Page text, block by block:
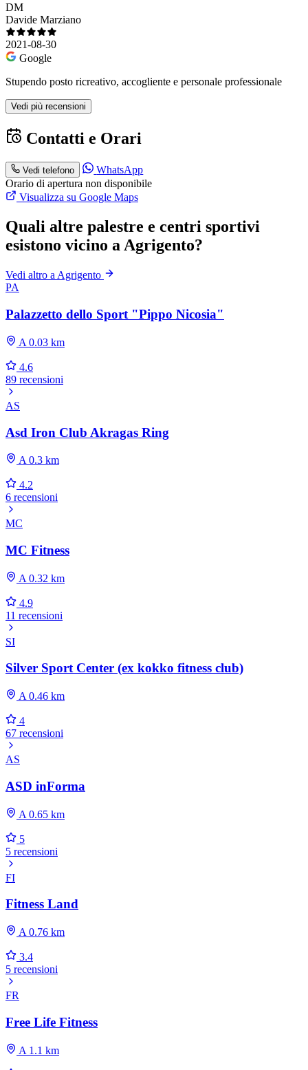
DM
Davide Marziano
2021-08-30
Google
Stupendo posto ricreativo, accogliente e personale professionale
Vedi più recensioni
Contatti e Orari
Vedi telefono
WhatsApp
Orario di apertura non disponibile
Visualizza su Google Maps
Quali altre palestre e centri sportivi
esistono vicino a Agrigento?
Vedi altro a Agrigento
PA
Palazzetto dello Sport "Pippo Nicosia"
A 0.03 km
4.6
89 recensioni
AS
Asd Iron Club Akragas Ring
A 0.3 km
4.2
6 recensioni
MC
MC Fitness
A 0.32 km
4.9
11 recensioni
SI
Silver Sport Center (ex kokko fitness club)
A 0.46 km
4
67 recensioni
AS
ASD inForma
A 0.65 km
5
5 recensioni
FI
Fitness Land
A 0.76 km
3.4
5 recensioni
FR
Free Life Fitness
A 1.1 km